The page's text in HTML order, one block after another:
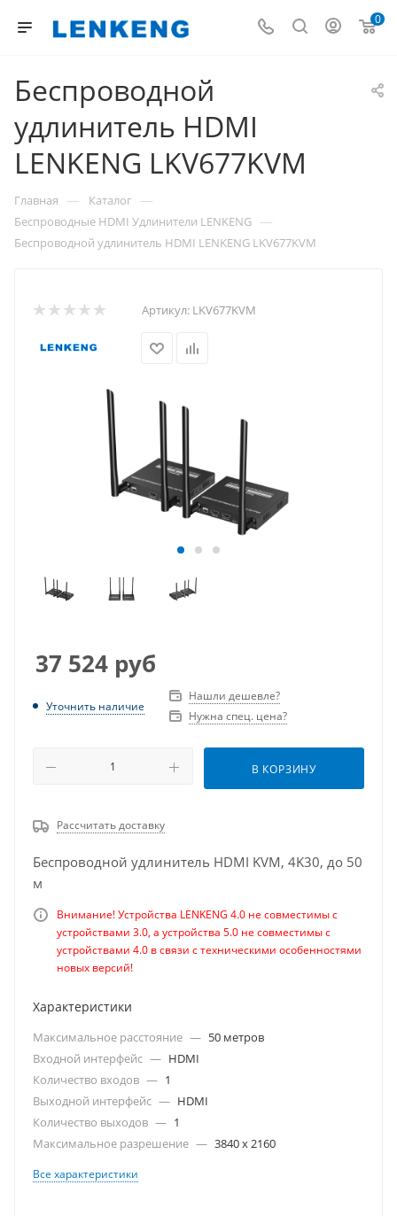
0
Беспроводной
удлинитель HDMI
LENKENG LKV677KVM
Главная — Каталог —
Беспроводные HDMI Удлинители LENKENG —
Беспроводной удлинитель HDMI LENKENG LKV677KVM
Артикул: LKV677KVM
37 524 руб
Уточнить наличие
Нашли дешевле?
Нужна спец. цена?
В КОРЗИНУ
Рассчитать доставку
Беспроводной удлинитель HDMI KVM, 4K30, до 50
м
Внимание! Устройства LENKENG 4.0 не совместимы с
устройствами 3.0, а устройства 5.0 не совместимы с
устройствами 4.0 в связи с техническими особенностями
новых версий!
Характеристики
Максимальное расстояние — 50 метров
Входной интерфейс — HDMI
Количество входов — 1
Выходной интерфейс — HDMI
Количество выходов — 1
Максимальное разрешение — 3840 х 2160
Все характеристики